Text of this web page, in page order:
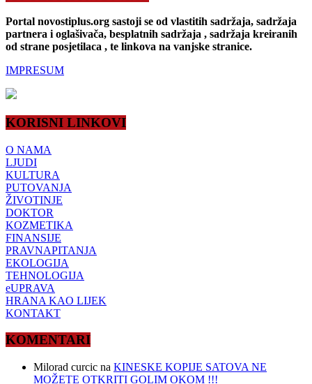
Portal novostiplus.org sastoji se od vlastitih sadržaja, sadržaja
partnera i oglašivača, besplatnih sadržaja , sadržaja kreiranih
od strane posjetilaca , te linkova na vanjske stranice.
IMPRESUM
KORISNI LINKOVI
O NAMA
LJUDI
KULTURA
PUTOVANJA
ŽIVOTINJE
DOKTOR
KOZMETIKA
FINANSIJE
PRAVNAPITANJA
EKOLOGIJA
TEHNOLOGIJA
eUPRAVA
HRANA KAO LIJEK
KONTAKT
KOMENTARI
Milorad curcic na KINESKE KOPIJE SATOVA NE
MOŽETE OTKRITI GOLIM OKOM !!!